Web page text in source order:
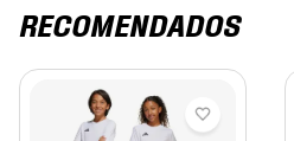
RECOMENDADOS